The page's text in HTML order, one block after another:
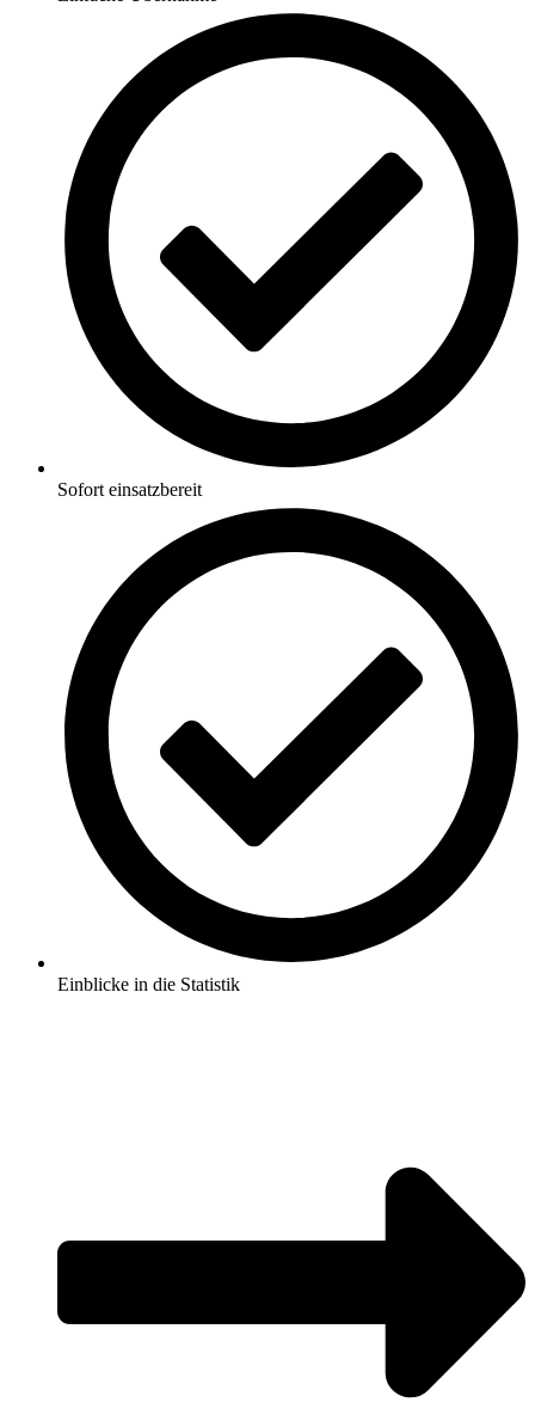
Sofort einsatzbereit
Einblicke in die Statistik